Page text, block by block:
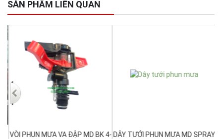
SẢN PHẨM LIÊN QUAN
VÒI PHUN MƯA VA ĐẬP MD BK 4- DÂY TƯỚI PHUN MƯA MD SPRAY